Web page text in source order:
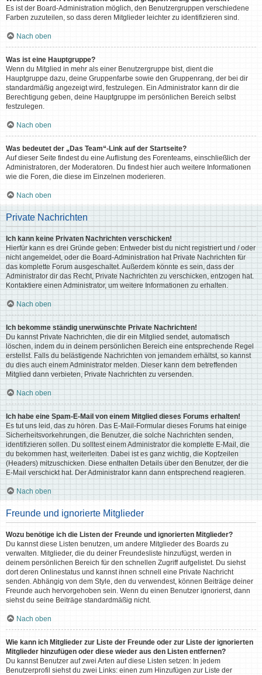
Es ist der Board-Administration möglich, den Benutzergruppen verschiedene
Farben zuzuteilen, so dass deren Mitglieder leichter zu identifizieren sind.
Nach oben
Was ist eine Hauptgruppe?
Wenn du Mitglied in mehr als einer Benutzergruppe bist, dient die
Hauptgruppe dazu, deine Gruppenfarbe sowie den Gruppenrang, der bei dir
standardmäßig angezeigt wird, festzulegen. Ein Administrator kann dir die
Berechtigung geben, deine Hauptgruppe im persönlichen Bereich selbst
festzulegen.
Nach oben
Was bedeutet der „Das Team“-Link auf der Startseite?
Auf dieser Seite findest du eine Auflistung des Forenteams, einschließlich der
Administratoren, der Moderatoren. Du findest hier auch weitere Informationen
wie die Foren, die diese im Einzelnen moderieren.
Nach oben
Private Nachrichten
Ich kann keine Privaten Nachrichten verschicken!
Hierfür kann es drei Gründe geben: Entweder bist du nicht registriert und / oder
nicht angemeldet, oder die Board-Administration hat Private Nachrichten für
das komplette Forum ausgeschaltet. Außerdem könnte es sein, dass der
Administrator dir das Recht, Private Nachrichten zu verschicken, entzogen hat.
Kontaktiere einen Administrator, um weitere Informationen zu erhalten.
Nach oben
Ich bekomme ständig unerwünschte Private Nachrichten!
Du kannst Private Nachrichten, die dir ein Mitglied sendet, automatisch
löschen, indem du in deinem persönlichen Bereich eine entsprechende Regel
erstellst. Falls du belästigende Nachrichten von jemandem erhältst, so kannst
du dies auch einem Administrator melden. Dieser kann dem betreffenden
Mitglied dann verbieten, Private Nachrichten zu versenden.
Nach oben
Ich habe eine Spam-E-Mail von einem Mitglied dieses Forums erhalten!
Es tut uns leid, das zu hören. Das E-Mail-Formular dieses Forums hat einige
Sicherheitsvorkehrungen, die Benutzer, die solche Nachrichten senden,
identifizieren sollen. Du solltest einem Administrator die komplette E-Mail, die
du bekommen hast, weiterleiten. Dabei ist es ganz wichtig, die Kopfzeilen
(Headers) mitzuschicken. Diese enthalten Details über den Benutzer, der die
E-Mail verschickt hat. Der Administrator kann dann entsprechend reagieren.
Nach oben
Freunde und ignorierte Mitglieder
Wozu benötige ich die Listen der Freunde und ignorierten Mitglieder?
Du kannst diese Listen benutzen, um andere Mitglieder des Boards zu
verwalten. Mitglieder, die du deiner Freundesliste hinzufügst, werden in
deinem persönlichen Bereich für den schnellen Zugriff aufgelistet. Du siehst
dort deren Onlinestatus und kannst ihnen schnell eine Private Nachricht
senden. Abhängig von dem Style, den du verwendest, können Beiträge deiner
Freunde auch hervorgehoben sein. Wenn du einen Benutzer ignorierst, dann
siehst du seine Beiträge standardmäßig nicht.
Nach oben
Wie kann ich Mitglieder zur Liste der Freunde oder zur Liste der ignorierten
Mitglieder hinzufügen oder diese wieder aus den Listen entfernen?
Du kannst Benutzer auf zwei Arten auf diese Listen setzen: In jedem
Benutzerprofil siehst du zwei Links: einen zum Hinzufügen zur Liste der